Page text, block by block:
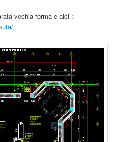
vechia forma e aici :